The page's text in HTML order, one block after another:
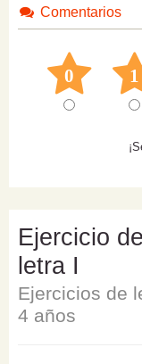
Comentarios
0 1
Ejercicio
letra I
Ejercicios de
4 años